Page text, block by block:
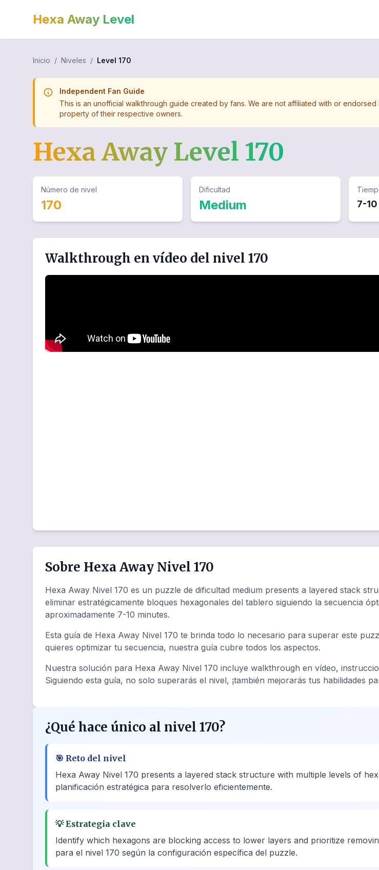
Hexa Away Level
Inicio / Niveles / Level 170
Independent Fan Guide
This is an unofficial walkthrough guide created by fans. We are not affiliated with or
property of their respective owners.
Hexa Away Level 170
Número de nivel
170
Dificultad
Medium 7-
Walkthrough en vídeo del nivel 170
Sobre Hexa Away Nivel 170
Hexa Away Nivel 170 es un puzzle de dificultad medium presents a layered stack
eliminar estratégicamente bloques hexagonales del tablero siguiendo la secuencia
aproximadamente 7-10 minutes.
Esta guía de Hexa Away Nivel 170 te brinda todo lo necesario para superar este
quieres optimizar tu secuencia, nuestra guía cubre todos los aspectos.
Nuestra solución para Hexa Away Nivel 170 incluye walkthrough en vídeo,
Siguiendo esta guía, no solo superarás el nivel, ¡también mejorarás tus habilidades
¿Qué hace único al nivel 170?
🎯 Reto del nivel
Hexa Away Nivel 170 presents a layered stack structure with multiple levels of
planificación estratégica para resolverlo eficientemente.
💡Estrategia clave
Identify which hexagons are blocking access to lower layers and prioritize
para el nivel 170 según la configuración específica del puzzle.